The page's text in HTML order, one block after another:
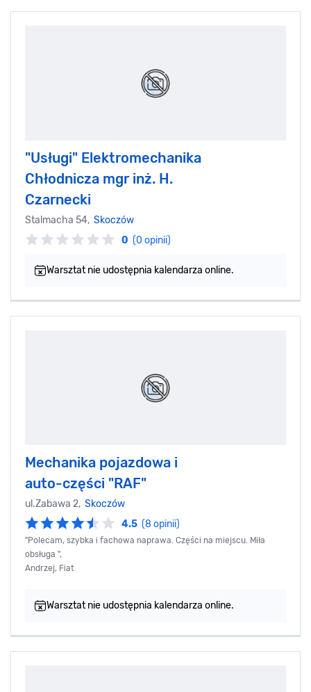
"Usługi" Elektromechanika
Chłodnicza mgr inż. H.
Czarnecki
Stalmacha 54, Skoczów
0 (0 opinii)
Warsztat nie udostępnia kalendarza online.
Mechanika pojazdowa i
auto-części "RAF"
ul.Zabawa 2, Skoczów
4.5 (8 opinii)
"Polecam, szybka i fachowa naprawa. Części na miejscu. Miła
obsługa ",
Andrzej, Fiat
Warsztat nie udostępnia kalendarza online.